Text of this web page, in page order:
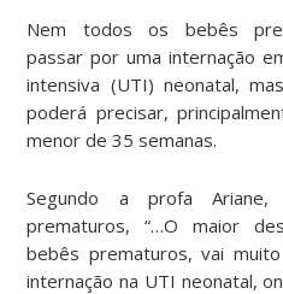
Nem todos os bebês
passar por uma internação
intensiva (UTI) neonatal,
poderá precisar,
menor de 35 semanas.
Segundo a profa
prematuros, “…O maior
bebês prematuros, vai
internação na UTI neonatal,